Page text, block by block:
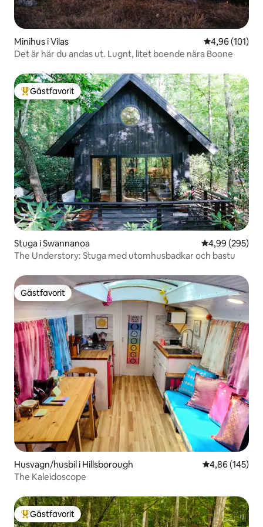
Minihus i Vilas 4,96 av 5 i
4,96 (101)
Det är här du andas ut. Lugnt, litet boende nära Boone
Populär gästfavorit
Gästfavorit
Stuga i Swannanoa 4,99 av 5 i
4,99 (295)
The Understory: Stuga med utomhusbadkar och bastu
Gästfavorit
Gästfavorit
Husvagn/husbil i Hillsborough 4,86 av 5 i
4,86 (145)
The Kaleidoscope
Populär gästfavorit
Gästfavorit